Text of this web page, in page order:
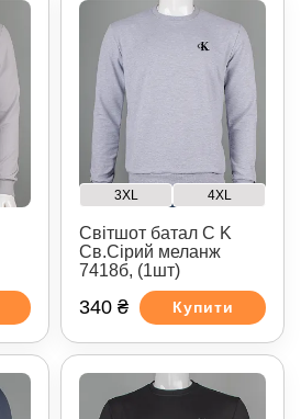
3XL 4XL
Світшот батал C K
Св.Сірий меланж
7418б, (1шт)
340 ₴ Купити